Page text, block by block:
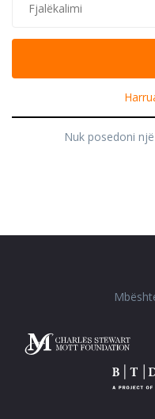
Nuk posedoni